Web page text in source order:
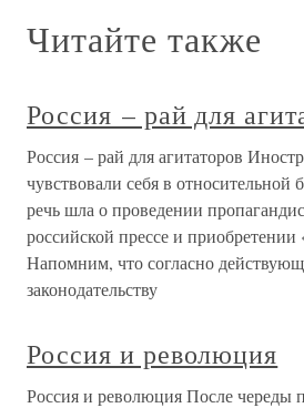
Читайте также
Россия – рай для
Россия – рай для агитаторов
чувствовали себя в относительной
речь шла о проведении
российской прессе и приобретении
Напомним, что согласно
законодательству
Россия и революция
Россия и революция После череды